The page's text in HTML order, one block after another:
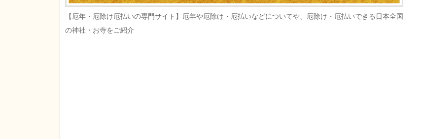
【厄年・厄除け厄払いの専門サイト】厄年や厄除け・厄払いなどについてや、厄除け・厄払いできる日本全国
の神社・お寺をご紹介